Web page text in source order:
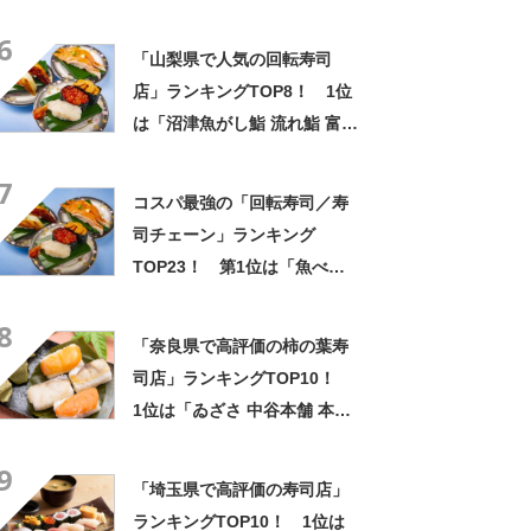
「山梨県で人気の回転寿司
店」ランキングTOP8！ 1位
は「沼津魚がし鮨 流れ鮨 富士
コスパ最強の「回転寿司／寿
司チェーン」ランキング
TOP23！ 第1位は「魚べ
「奈良県で高評価の柿の葉寿
司店」ランキングTOP10！
1位は「ゐざさ 中谷本舗 本
「埼玉県で高評価の寿司店」
ランキングTOP10！ 1位は